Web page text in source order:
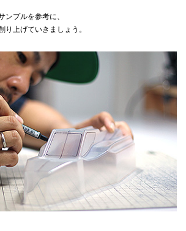
ンプルを参考に、
り上げていきましょう。